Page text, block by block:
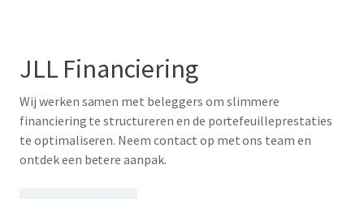
JLL Financiering
Wij werken samen met beleggers om slimmere
financiering te structureren en de portefeuilleprestaties
te optimaliseren. Neem contact op met ons team en
ontdek een betere aanpak.